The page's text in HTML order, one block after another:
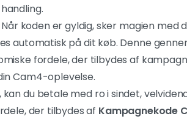
Når koden er gyldig, sker magien med
automatisk på dit køb. Denne
fordele, der tilbydes af
Cam4-oplevelse.
du betale med ro i sindet,
der tilbydes af Kampagnekode